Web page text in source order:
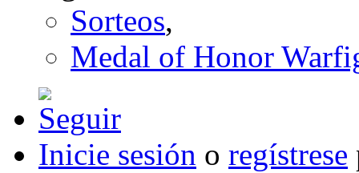
Sorteos,
Medal of Honor
Inicie sesión o regístrese